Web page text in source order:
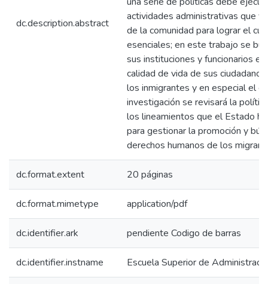
dc.description.abstract
actividades administrativas que
de la comunidad para lograr el
esenciales; en este trabajo se
sus instituciones y funcionarios
calidad de vida de sus
los inmigrantes y en especial el
investigación se revisará la
los lineamientos que el Estado
para gestionar la promoción y
derechos humanos de los
dc.format.extent 20 páginas
dc.format.mimetype application/pdf
dc.identifier.ark pendiente Codigo de barras
dc.identifier.instname Escuela Superior de